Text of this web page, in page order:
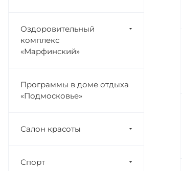
Оздоровительный
комплекс
«Марфинский»
Программы в доме отдыха
«Подмосковье»
Салон красоты
Спорт